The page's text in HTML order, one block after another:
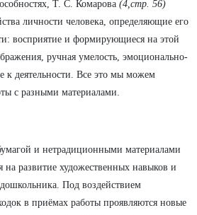
Т. С. Комарова (4,стр. 56)
личности человека, определяющие его
восприятие и формирующиеся на этой
ручная умелость, эмоционально-
к деятельности. Все это мы можем
с разными материалами.
и нетрадиционными материалами
на развитие художественных навыков и
Под воздействием
в приёмах работы проявляются новые